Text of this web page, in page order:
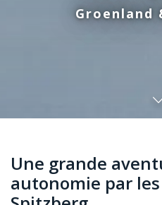
Groenland
Une grande
autonomie par